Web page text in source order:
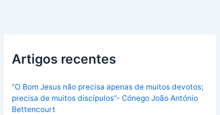
Artigos recentes
“O Bom Jesus não precisa apenas de muitos devotos;
precisa de muitos discípulos”- Cónego João António
Bettencourt